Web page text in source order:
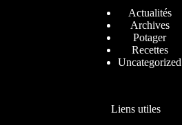
Actualités
Archives
Potager
Recettes
Uncategorized
Liens utiles